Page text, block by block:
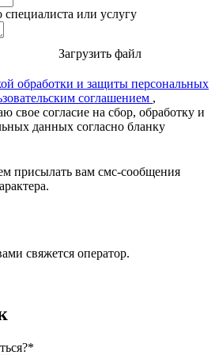
или услугу
Загрузить файл
обработки и защиты персональных
соглашением ,
свое согласие на сбор, обработку и
данных согласно бланку
присылать вам смс-сообщения
свяжется оператор.